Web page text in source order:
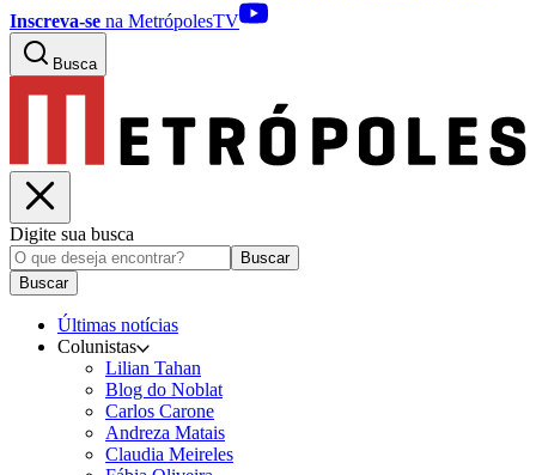
Inscreva-se na MetrópolesTV
Busca
Digite sua busca
Buscar
Buscar
Últimas notícias
Colunistas
Lilian Tahan
Blog do Noblat
Carlos Carone
Andreza Matais
Claudia Meireles